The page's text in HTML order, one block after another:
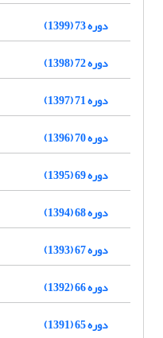
دوره 73 (1399)
دوره 72 (1398)
دوره 71 (1397)
دوره 70 (1396)
دوره 69 (1395)
دوره 68 (1394)
دوره 67 (1393)
دوره 66 (1392)
دوره 65 (1391)